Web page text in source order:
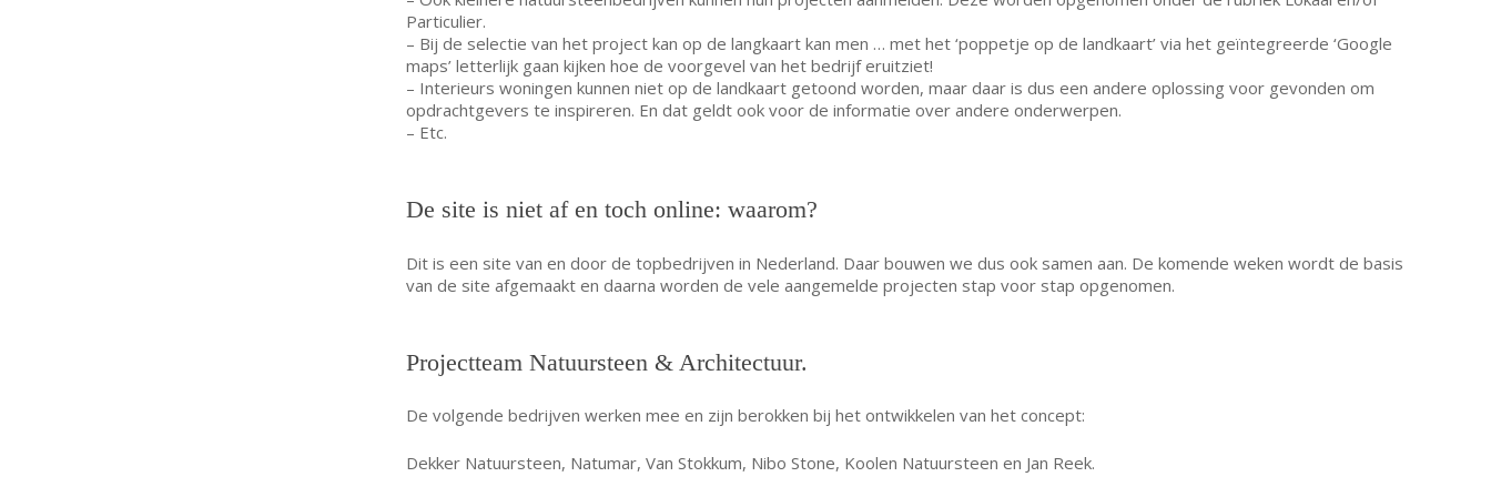
Particulier.
– Bij de selectie van het project kan op de langkaart kan men … met het ‘poppetje op de landkaart’ via het geïntegreerde ‘Google
maps’ letterlijk gaan kijken hoe de voorgevel van het bedrijf eruitziet!
– Interieurs woningen kunnen niet op de landkaart getoond worden, maar daar is dus een andere oplossing voor gevonden om
opdrachtgevers te inspireren. En dat geldt ook voor de informatie over andere onderwerpen.
– Etc.
De site is niet af en toch online: waarom?
Dit is een site van en door de topbedrijven in Nederland. Daar bouwen we dus ook samen aan. De komende weken wordt de basis
van de site afgemaakt en daarna worden de vele aangemelde projecten stap voor stap opgenomen.
Projectteam Natuursteen & Architectuur.
De volgende bedrijven werken mee en zijn berokken bij het ontwikkelen van het concept:
Dekker Natuursteen, Natumar, Van Stokkum, Nibo Stone, Koolen Natuursteen en Jan Reek.